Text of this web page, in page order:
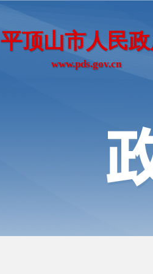
平顶山市人民
www.pds.gov.cn